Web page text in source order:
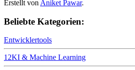
Erstellt von Aniket Pawar.
Beliebte Kategorien:
Entwicklertools
12KI & Machine Learning